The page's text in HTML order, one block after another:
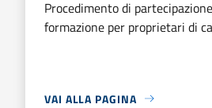
Procedimento di
formazione per proprietari di
VAI ALLA PAGINA